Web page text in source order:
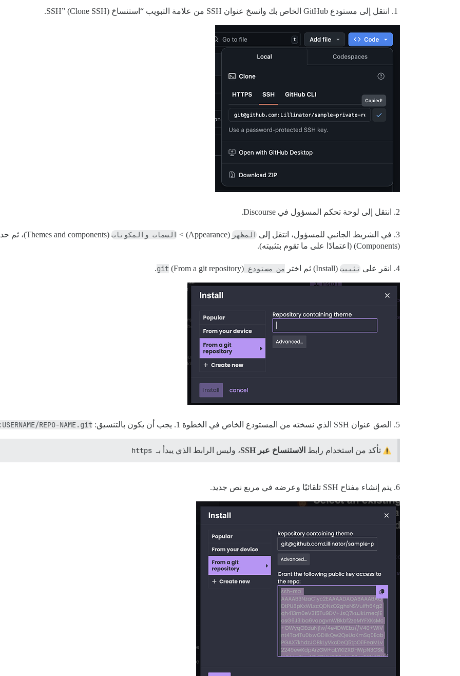
انتقل إلى مستودع GitHub الخاص بك وانسخ عنوان SSH من علامة التبويب “استنساخ SSH” (Clone SSH).
2. انتقل إلى لوحة تحكم المسؤول في Discourse.
3. في الشريط الجانبي للمسؤول، انتقل إلى المظهر (Appearance) > السمات والمكونات (Themes and components)، ثم حدد علامة التبويب
(Components) (اعتمادًا على ما تقوم بتثبيته).
4. انقر على تثبيت (Install) ثم اختر من مستودع git (From a git repository).
5. الصق عنوان SSH الذي نسخته من المستودع الخاص في الخطوة 1. يجب أن يكون بالتنسيق: REPO-NAME.git
تأكد من استخدام رابط الاستنساخ عبر SSH ، وليس الرابط الذي يبدأ بـ https
6. يتم إنشاء مفتاح SSH تلقائيًا وعرضه في مربع نص جديد.